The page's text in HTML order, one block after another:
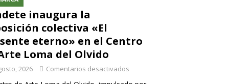
inaugura la
colectiva «El
eterno» en el Centro
Loma del Olvido
2026 Comentarios desactivados